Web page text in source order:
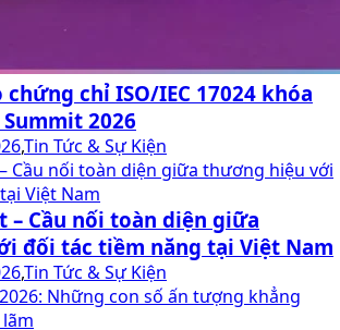
chỉ ISO/IEC 17024 khóa
2026
,Tin Tức & Sự Kiện
– Cầu nối toàn diện giữa
đối tác tiềm năng tại Việt Nam
,Tin Tức & Sự Kiện